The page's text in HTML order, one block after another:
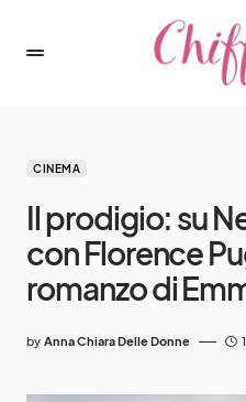
CINEMA
Il prodigio: su
con Florence
romanzo di
by Anna Chiara Delle Donne